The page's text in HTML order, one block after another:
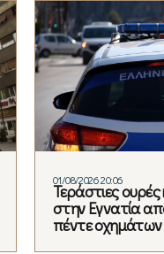
01/08/2026 20:06
Τεράστιες
στην Εγνατία
πέντε οχημάτων